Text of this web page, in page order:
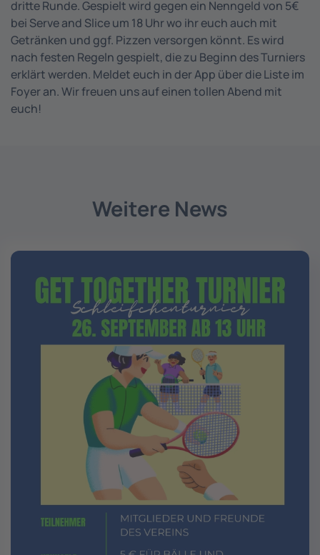
dritte Runde. Gespielt wird gegen ein Nenngeld von 5€
bei Serve and Slice um 18 Uhr wo ihr euch auch mit
Getränken und ggf. Pizzen versorgen könnt. Es wird
nach festen Regeln gespielt, die zu Beginn des Turniers
erklärt werden. Meldet euch in der App über die Liste im
Foyer an. Wir freuen uns auf einen tollen Abend mit
euch!
Weitere News